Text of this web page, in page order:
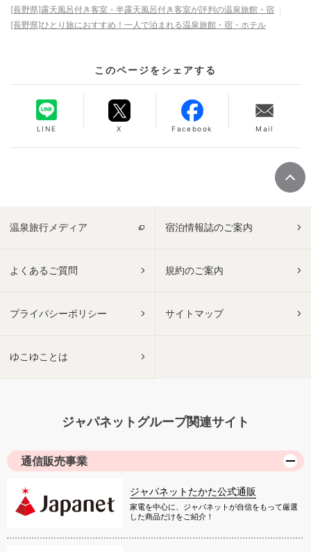
[長野県]露天風呂付き客室・半露天風呂付き客室が評判の温泉旅館・宿
[長野県]ひとり旅におすすめ！一人で泊まれる温泉旅館・宿・ホテル
このページをシェアする
LINE X Facebook Mail
温泉旅行メディア 宿泊情報誌のご案内
よくあるご質問 規約のご案内
プライバシーポリシー サイトマップ
ゆこゆことは
ジャパネットグループ関連サイト
通信販売事業
ジャパネットたかた公式通販
家電を中心に、ジャパネットが自信をもって厳選
した商品だけをご紹介！